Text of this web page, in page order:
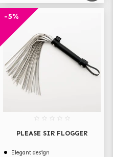
-5%
PLEASE SIR FLOGGER
Elegant design